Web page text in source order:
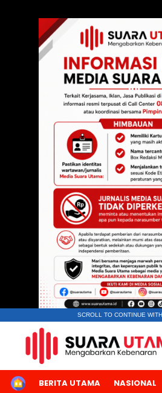
SCROLL TO CONTINUE
HOMEBERITA UTAMA NASIONAL